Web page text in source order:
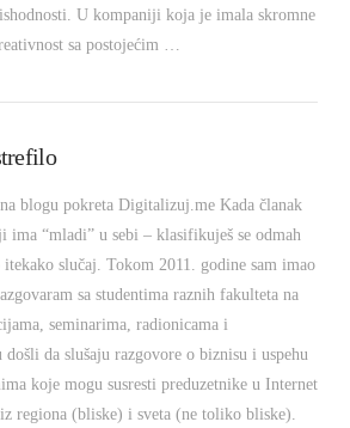
U kompaniji koja je imala skromne
sa postojećim …
blogu pokreta Digitalizuj.me Kada članak
ima “mladi” u sebi – klasifikuješ se odmah
slučaj. Tokom 2011. godine sam imao
sa studentima raznih fakulteta na
seminarima, radionicama i
da slušaju razgovore o biznisu i uspehu
koje mogu susresti preduzetnike u Internet
regiona (bliske) i sveta (ne toliko bliske).